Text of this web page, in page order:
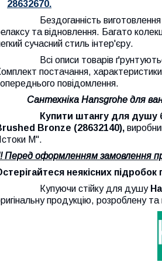
28632670.
Бездоганність виготовлення
та відновлення. Багато
сучасний стиль інтер'єру.
Всі описи товарів ґрунтуються
постачання,
повідомлення.
Сантехніка Hansgroheдля
Купити штангу для душу
Bronze (28632140),
М".
Перед оформленням замовлення
неякісних підробок
Купуючи стійку для душу
продукцію, розроблену